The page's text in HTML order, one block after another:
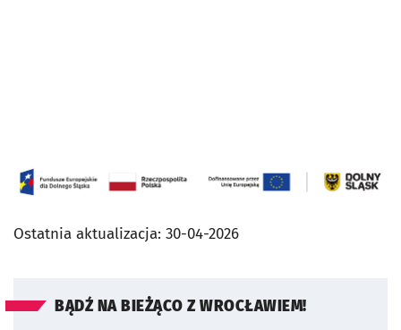
Ostatnia aktualizacja: 30-04-2026
BĄDŹ NA BIEŻĄCO Z WROCŁAWIEM!